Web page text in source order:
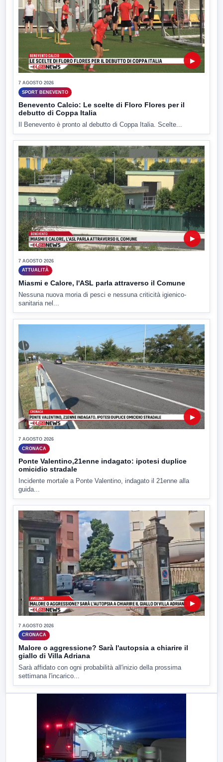
▶
7 AGOSTO 2026
SPORT BENEVENTO
Benevento Calcio: Le scelte di Floro Flores per il
debutto di Coppa Italia
Il Benevento è pronto al debutto di Coppa Italia. Scelte...
▶
7 AGOSTO 2026
ATTUALITÀ
Miasmi e Calore, l'ASL parla attraverso il Comune
Nessuna nuova moria di pesci e nessuna criticità igienico-
sanitaria nel...
▶
7 AGOSTO 2026
CRONACA
Ponte Valentino,21enne indagato: ipotesi duplice
omicidio stradale
Incidente mortale a Ponte Valentino, indagato il 21enne alla
guida...
▶
7 AGOSTO 2026
CRONACA
Malore o aggressione? Sarà l'autopsia a chiarire il
giallo di Villa Adriana
Sarà affidato con ogni probabilità all'inizio della prossima
settimana l'incarico...